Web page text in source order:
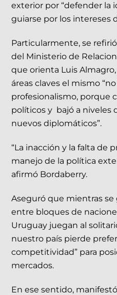
exterior por “defender la
guiarse por los intereses
Particularmente, se
del Ministerio de
que orienta Luis
áreas claves el mismo
profesionalismo, porque
políticos y bajó a niveles
nuevos diplomáticos”.
“La inacción y la falta de
manejo de la política
afirmó Bordaberry.
Aseguró que mientras se
entre bloques de
Uruguay juegan al
nuestro país pierde
competitividad” para
mercados.
En ese sentido,